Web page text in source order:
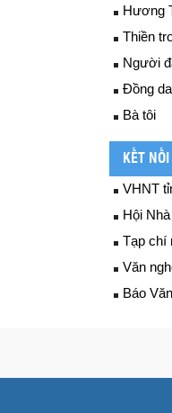
Hương
Thiền
Người
Đồng
Bà tôi
KẾT
VHNT
Hội
Tạp chí
Văn
Báo